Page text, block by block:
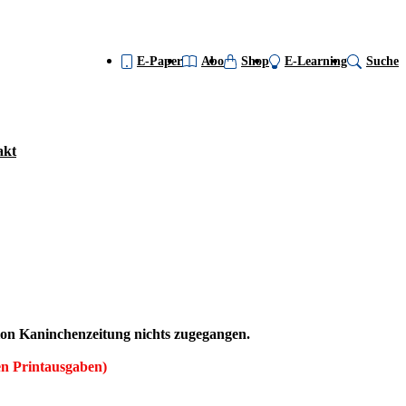
E-Paper Abo Shop E-Learning Suche
Kaninchenzeitung nichts zugegangen.
Printausgaben)